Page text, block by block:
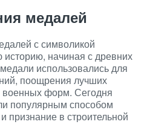
медалей
с символикой
историю, начиная с древних
использовались для
поощрения лучших
военных форм. Сегодня
популярным способом
признание в строительной